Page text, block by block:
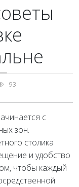
93
с
зон.
столика
и удобство
чтобы каждый